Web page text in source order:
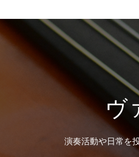
ヴ
演奏活動や日常を